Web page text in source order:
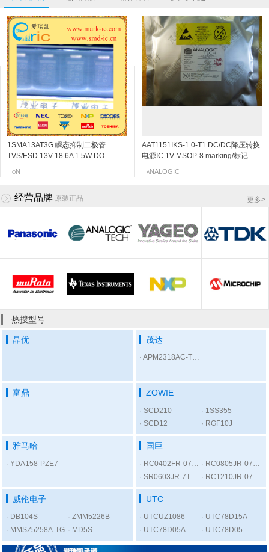
1SMA13AT3G 瞬态抑制二极管
TVS/ESD 13V 18.6A 1.5W DO-
ON
AAT1151IKS-1.0-T1 DC/DC降压转换
电源IC 1V MSOP-8 marking/标记
ANALOGIC
2SC5108-Y NPN三极管 20V 30mA
6Ghz 120~240 SOT-523/SSM
TOSHIBA
2SC4666 NPN三极管 50V
150mA/0.15A 250MHz 600~3600
TOSHIBA
自恢复保险管 NANOSMDC150F-2
1206-1.5A
RAYCHEM
快速熔断保险管 0433002.NR 2A 63V
1206-2A
LITTELFUSE
2SK3230 N沟道结型场效应管 20v
0.06~0.11mA SOT-523 marking/标记
NEC
2SK198-Q N沟道结型场效应管 30v
2~6mA SOT-23 marking/标记 10Q 低
Panasonic
更多>
经营品牌 原装正品
热搜型号
晶优 茂达
APM2318AC-TRL
富鼎 ZOWIE
SCD210
1SS355
SCD12
RGF10J
雅马哈
YDA158-PZE7
国巨
RC0402FR-07300RL
RC0805JR-075K6L
SR0603JR-7T1KL
RC1210JR-0756RL
威伦电子
DB104S
ZMM5226B
MMSZ5258A-TG
MD5S
UTC
UTCUZ1086
UTC78D15A
UTC78D05A
UTC78D05